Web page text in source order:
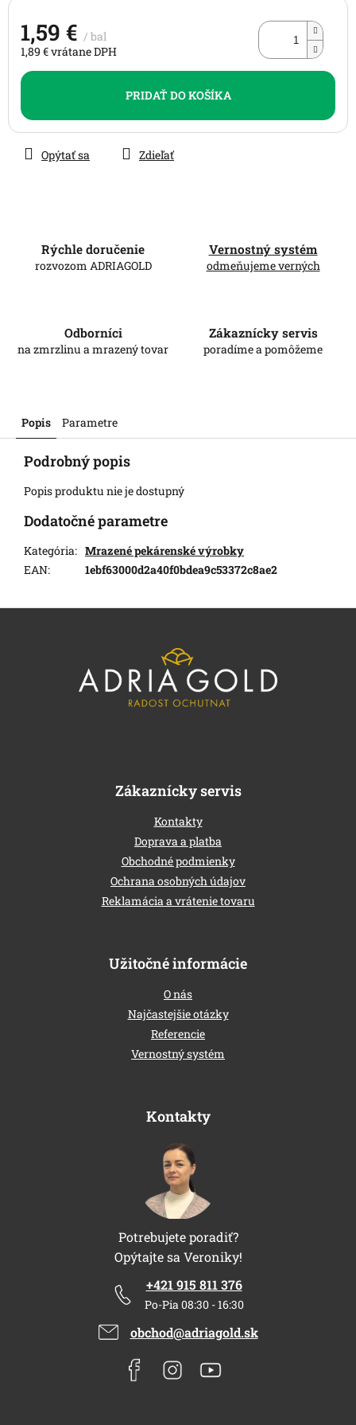
1,59 € / bal
1,89 € vrátane DPH
Jednotková
PRIDAŤ DO KOŠÍKA
Opýtať sa Zdieľať
Rýchle doručenie
rozvozom ADRIAGOLD
Vernostný systém
odmeňujeme verných
Odborníci
na zmrzlinu a mrazený tovar
Zákaznícky servis
poradíme a pomôžeme
Popis Parametre
Podrobný popis
Popis produktu nie je dostupný
Dodatočné parametre
Kategória: Mrazené pekárenské výrobky
EAN: 1ebf63000d2a40f0bdea9c53372c8ae2
Zákaznícky servis
Kontakty
Doprava a platba
Obchodné podmienky
Ochrana osobných údajov
Reklamácia a vrátenie tovaru
Užitočné informácie
O nás
Najčastejšie otázky
Referencie
Vernostný systém
Kontakty
Potrebujete poradiť?
Opýtajte sa Veroniky!
+421 915 811 376
Po-Pia 08:30 - 16:30
obchod@adriagold.sk